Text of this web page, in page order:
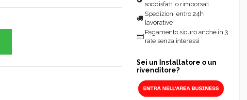
soddisfatti o rimborsati
Spedizioni entro 24h
lavorative
Pagamento sicuro anche in 3
rate senza interessi
Sei un Installatore o un
rivenditore?